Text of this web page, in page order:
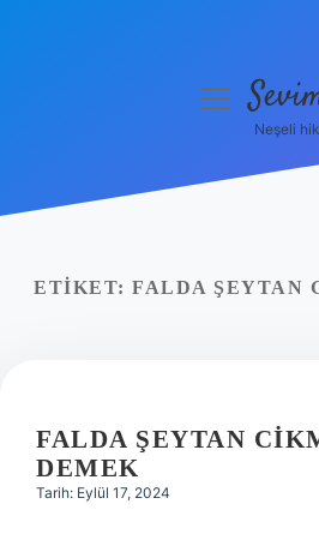
Yasal Uyarı
menüyü
Neşeli
ETIKET: FALDA ŞEYTAN
FALDA ŞEYTAN
DEMEK
Tarih: Eylül 17, 2024